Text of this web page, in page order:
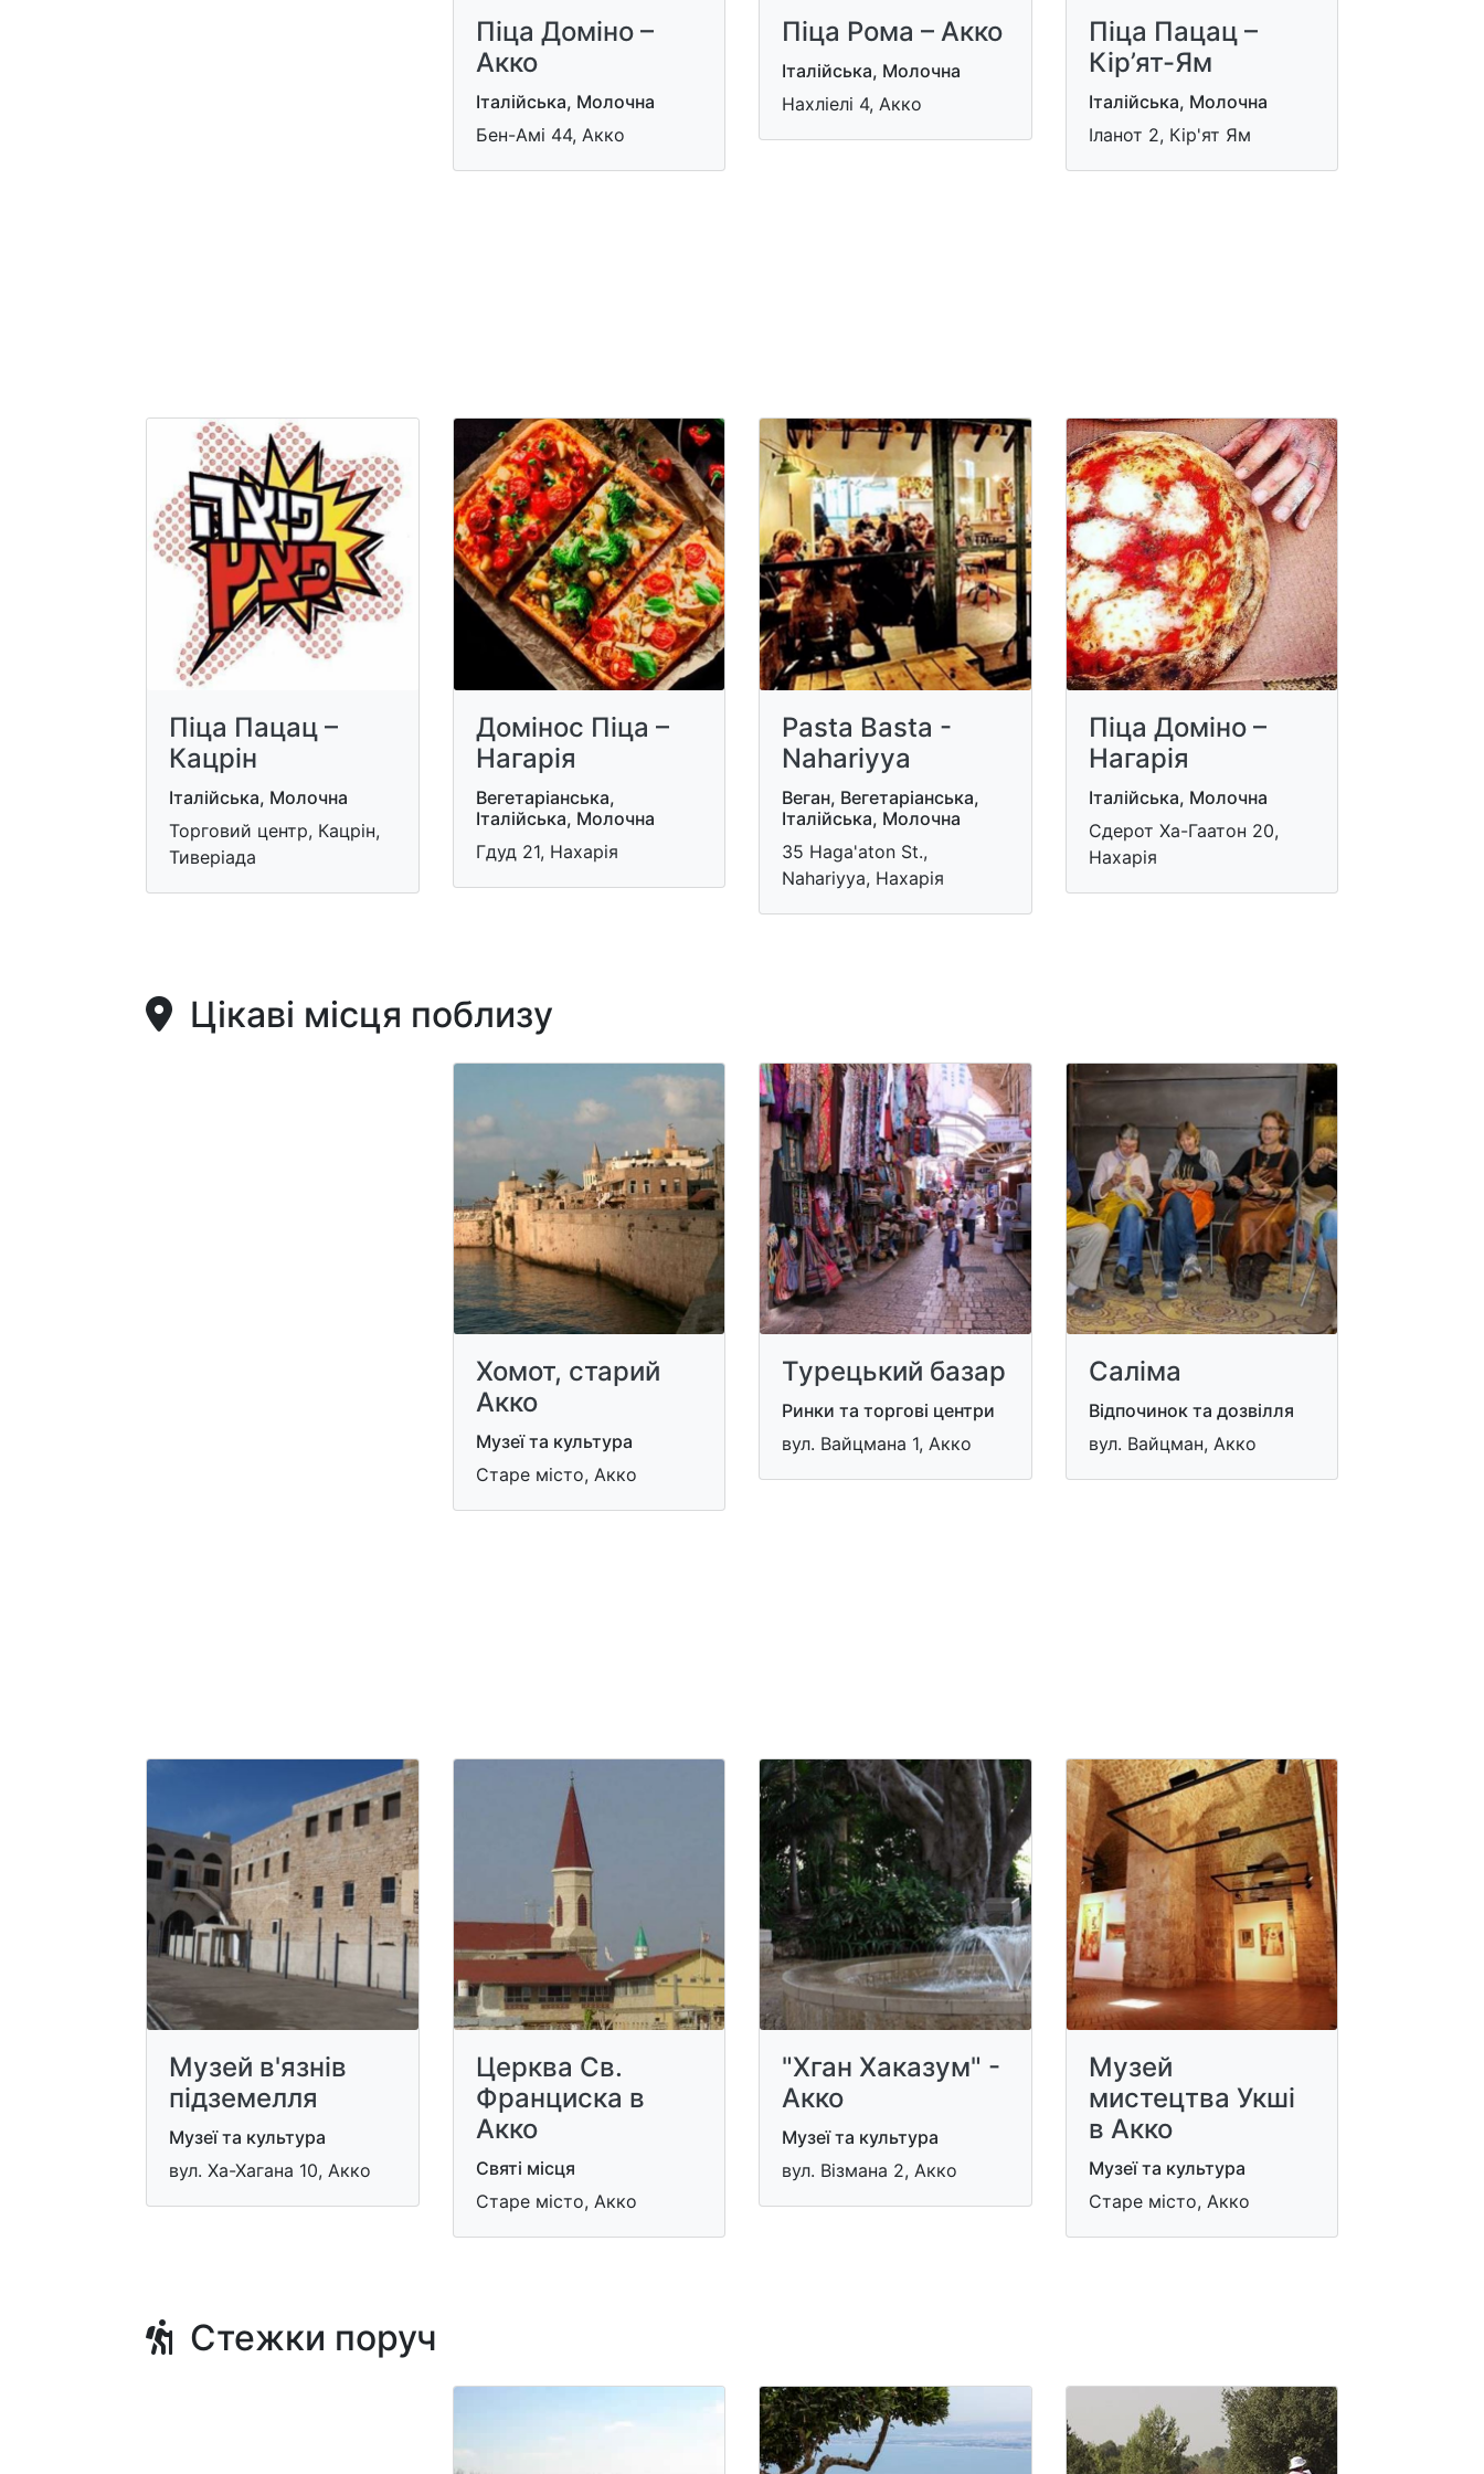
Піца Доміно –
Акко
Італійська, Молочна
Бен-Амі 44, Акко
Піца Рома – Акко
Італійська, Молочна
Нахліелі 4, Акко
Піца Пацац –
Кір’ят-Ям
Італійська, Молочна
Іланот 2, Кір'ят Ям
Піца Пацац –
Кацрін
Італійська, Молочна
Торговий центр, Кацрін,
Тиверіада
Домінос Піца –
Нагарія
Вегетаріанська,
Італійська, Молочна
Гдуд 21, Нахарія
Pasta Basta -
Nahariyya
Веган, Вегетаріанська,
Італійська, Молочна
35 Haga'aton St.,
Nahariyya, Нахарія
Піца Доміно –
Нагарія
Італійська, Молочна
Сдерот Ха-Гаатон 20,
Нахарія
Цікаві місця поблизу
Хомот, старий
Акко
Музеї та культура
Старе місто, Акко
Турецький базар
Ринки та торгові центри
вул. Вайцмана 1, Акко
Саліма
Відпочинок та дозвілля
вул. Вайцман, Акко
Музей в'язнів
підземелля
Музеї та культура
вул. Ха-Хагана 10, Акко
Церква Св.
Франциска в
Акко
Святі місця
Старе місто, Акко
"Хган Хаказум" -
Акко
Музеї та культура
вул. Візмана 2, Акко
Музей
мистецтва Укші
в Акко
Музеї та культура
Старе місто, Акко
Стежки поруч